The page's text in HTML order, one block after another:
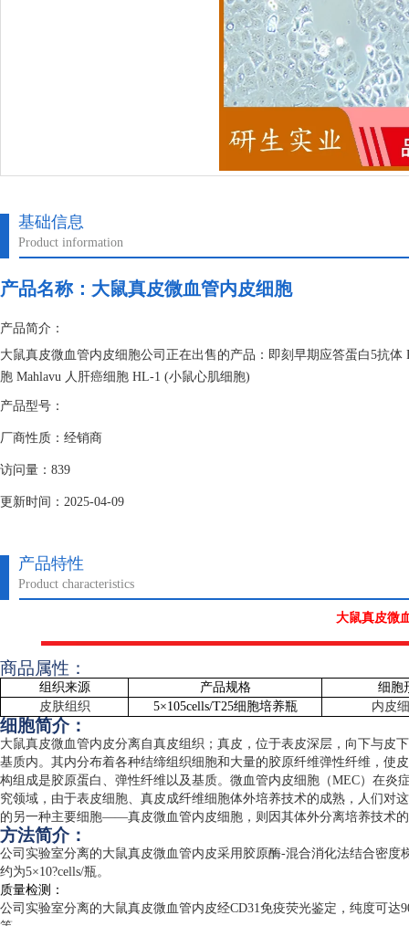
基础信息
Product information
产品名称： 大鼠真皮微血管内皮细胞
产品简介：
大鼠真皮微血管内皮细胞公司正在出售的产品：即刻早期应答蛋白5抗
胞 Mahlavu 人肝癌细胞 HL-1 (小鼠心肌细胞)
产品型号：
厂商性质：经销商
访问量：839
更新时间：2025-04-09
产品特性
Product characteristics
大鼠真皮微
商品属性：
组织来源 产品规格
细胞
皮肤组织
5×105cells/T25细胞培养瓶 内皮
细胞简介：
大鼠真皮微血管内皮分离自真皮组织；真皮，位于表皮深层，向下与皮
基质内。其内分布着各种结缔组织细胞和大量的胶原纤维弹性纤维，
构组成是胶原蛋白、弹性纤维以及基质。微血管内皮细胞（MEC）在炎
究领域，由于表皮细胞、真皮成纤维细胞体外培养技术的成熟，人们对
的另一种主要细胞——真皮微血管内皮细胞，则因其体外分离培养技术
方法简介：
公司实验室分离的大鼠真皮微血管内皮采用胶原酶-混合消化法结合密度
约为5×10?cells/瓶。
质量检测：
公司实验室分离的大鼠真皮微血管内皮经CD31免疫荧光鉴定，纯度可达